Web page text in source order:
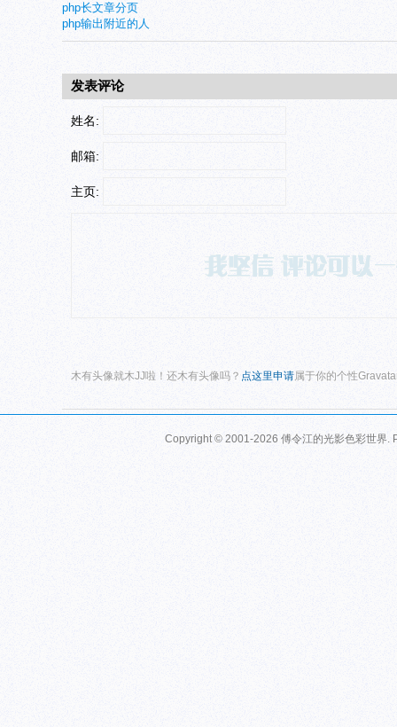
php长文章分页
php输出附近的人
发表评论
姓名:
邮箱:
主页:
木有头像就木JJ啦！还木有头像吗？ 点这里申请 属于你的个性
Copyright © 2001-2026 傅令江的光影色彩世界.